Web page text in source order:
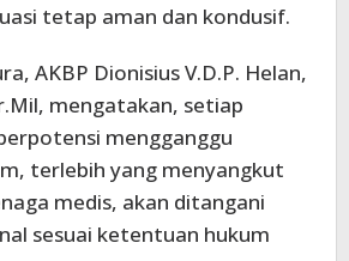
tetap aman dan kondusif.
AKBP Dionisius V.D.P. Helan,
mengatakan, setiap
mengganggu
terlebih yang menyangkut
medis, akan ditangani
sesuai ketentuan hukum